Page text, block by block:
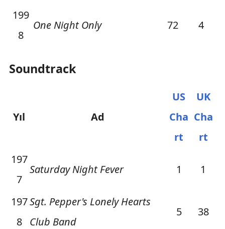
199
8
One Night Only 72 4
Soundtrack
Yıl Ad
US
Cha
rt
UK
Cha
rt
197
7
Saturday Night Fever 1 1
197
8
Sgt. Pepper's Lonely Hearts
Club Band
5 38